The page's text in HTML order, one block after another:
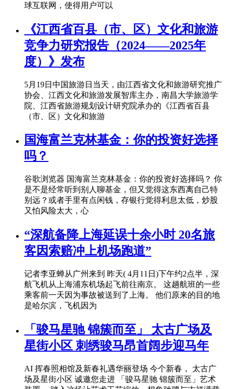
球互联网，使得用户可以
《江西省百县（市、区）文化和旅游
竞争力研究报告（2024——2025年
度）》发布
5月19日中国旅游日当天，由江西省文化和旅游研究推广
协会、江西文化和旅游发展智库主办，南昌大学旅游学
院、江西省旅游规划设计研究院承办的《江西省百县
（市、区）文化和旅游
国海富兰克林基金：你的投资好选择
吗？
谷歌浏览器 国海富兰克林基金：你的投资好选择吗？ 你
是不是经常听到别人聊基金，但又觉得这东西离自己特
别远？或者手里有点闲钱，存银行觉得利息太低，炒股
又怕风险太大，心
“深航备降上海延误十余小时 20名旅
客因索赔冲上机场跑道”
记者李亚蝉从广州来到 昨天( 4月11日)下午约2点半，深
航飞机从上海浦东机场起飞前往南京。 这趟航班的一些
乘客前一天因为事故被送到了上海。 他们原来的目的地
是哈尔滨，飞机因为
「骏马星驰 锦簇而至」 太古广场及
星街小区 刺绣骏马昂首阔步迎马年
AI 挥春照相馆及新春礼遇华丽登场 今个新春， 太古广
场及星街小区 诚邀您走进 「骏马星驰 锦簇而至」艺术